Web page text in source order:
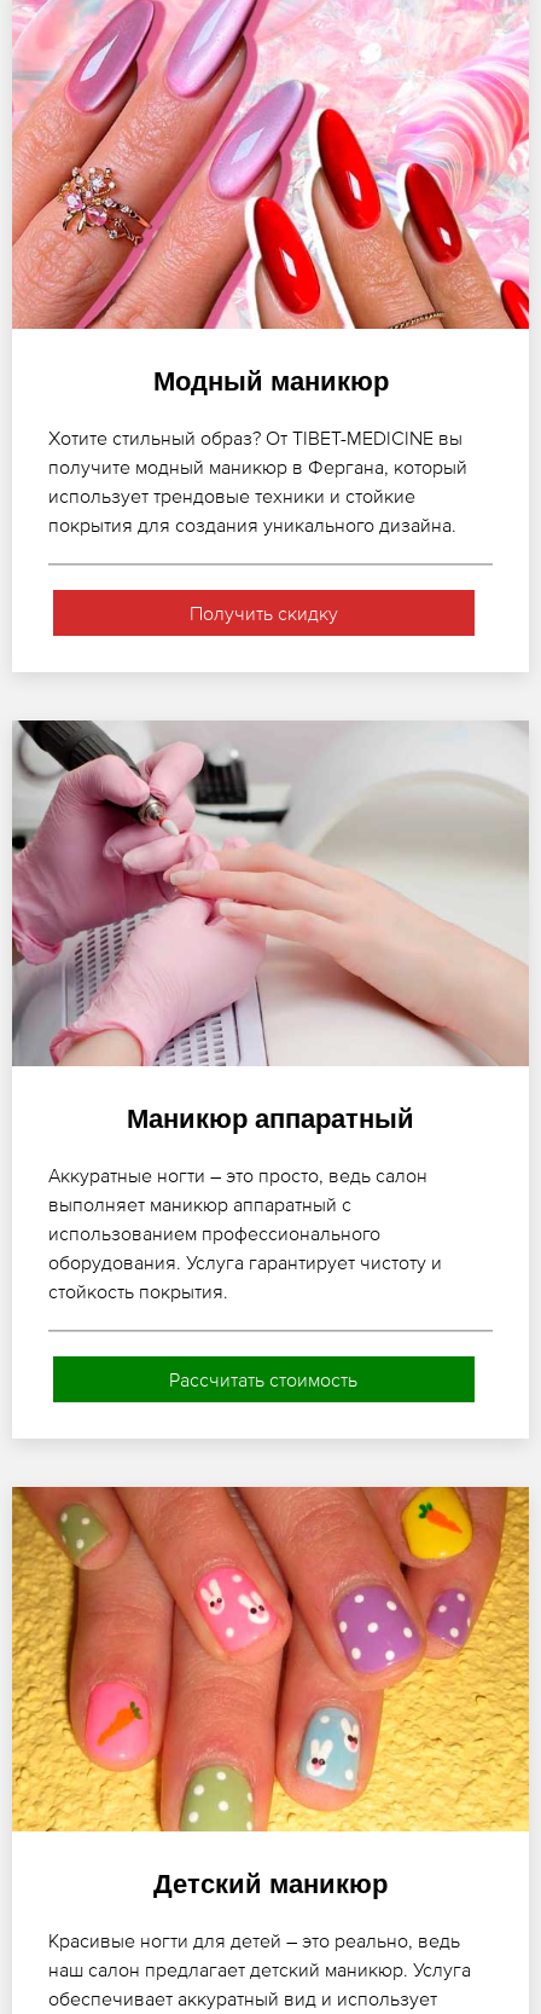
Модный маникюр
Хотите стильный образ? От TIBET-MEDICINE вы
получите модный маникюр в Фергана, который
использует трендовые техники и стойкие
покрытия для создания уникального дизайна.
Получить скидку
Маникюр аппаратный
Аккуратные ногти – это просто, ведь салон
выполняет маникюр аппаратный с
использованием профессионального
оборудования. Услуга гарантирует чистоту и
стойкость покрытия.
Рассчитать стоимость
Детский маникюр
Красивые ногти для детей – это реально, ведь
наш салон предлагает детский маникюр. Услуга
обеспечивает аккуратный вид и использует